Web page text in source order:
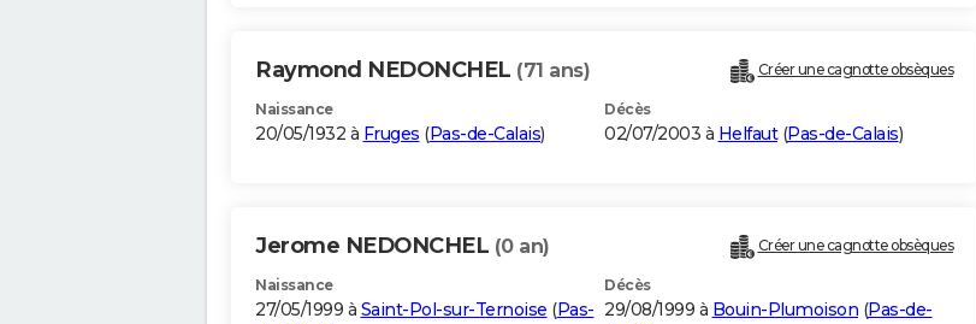
Raymond NEDONCHEL (71 ans) Créer une cagnotte obsèques
Naissance
20/05/1932 à Fruges (Pas-de-Calais)
Décès
02/07/2003 à Helfaut(Pas-de-Calais)
Jerome NEDONCHEL (0 an) Créer une cagnotte obsèques
Naissance
27/05/1999 à Saint-Pol-sur-Ternoise (Pas-
Décès
29/08/1999 à Bouin-Plumoison (Pas-de-